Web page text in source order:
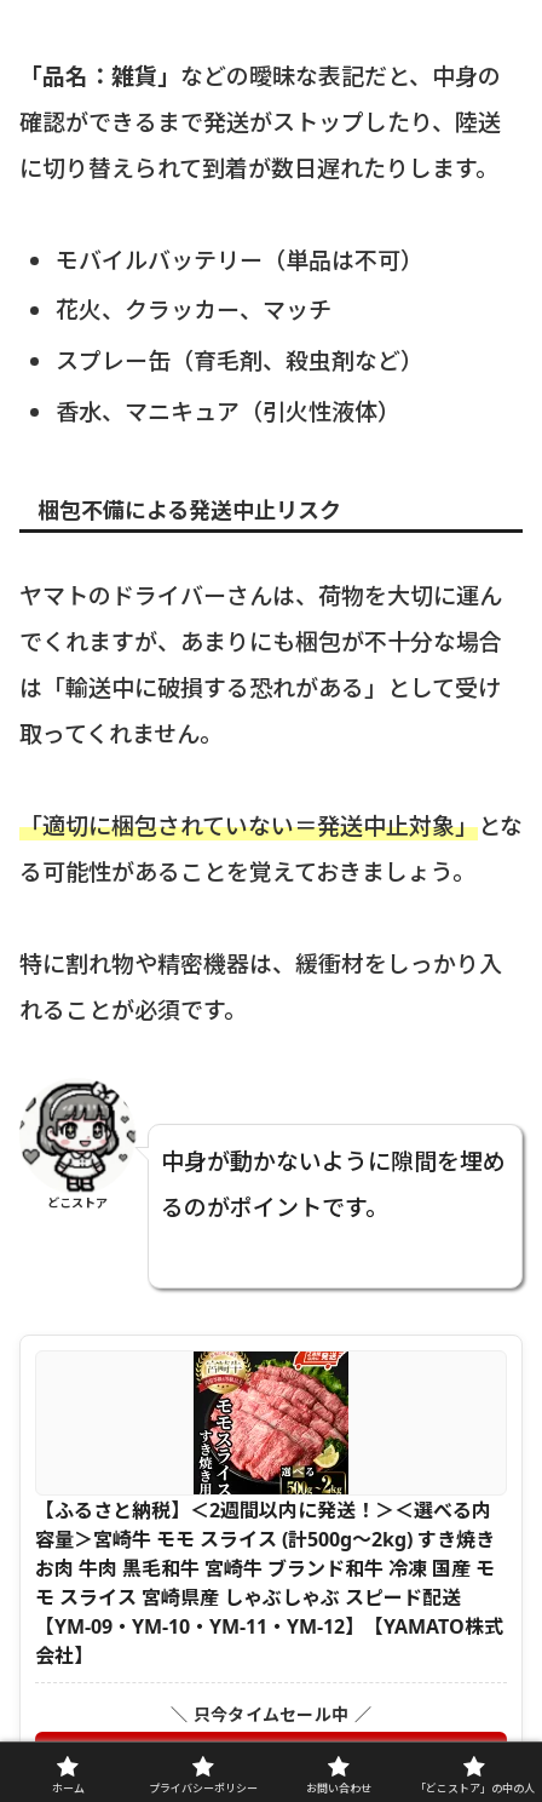
「品名：雑貨」 などの曖昧な表記だと、中身の
確認ができるまで発送がストップしたり、陸送
に切り替えられて到着が数日遅れたりします。
モバイルバッテリー（単品は不可）
花火、クラッカー、マッチ
スプレー缶（育毛剤、殺虫剤など）
香水、マニキュア（引火性液体）
梱包不備による発送中止リスク
ヤマトのドライバーさんは、荷物を大切に運ん
でくれますが、あまりにも梱包が不十分な場合
は「輸送中に破損する恐れがある」として受け
取ってくれません。
「適切に梱包されていない＝発送中止対象」とな
る可能性があることを覚えておきましょう。
特に割れ物や精密機器は、緩衝材をしっかり入
れることが必須です。
どこストア
中身が動かないように隙間を埋め
るのがポイントです。
【ふるさと納税】＜2週間以内に発送！＞＜選べる内
容量＞宮崎牛 モモ スライス (計500g～2kg) すき焼き
お肉 牛肉 黒毛和牛 宮崎牛 ブランド和牛 冷凍 国産 モ
モ スライス 宮崎県産 しゃぶしゃぶ スピード配送
【YM-09・YM-10・YM-11・YM-12】【YAMATO株式
会社】
＼ 只今タイムセール中 ／
ホーム プライバシーポリシー お問い合わせ 「どこストア」の中の人